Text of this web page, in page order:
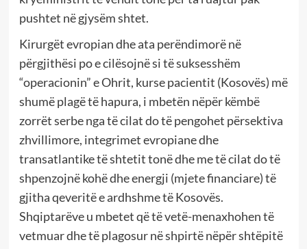
pushtet në gjysëm shtet.
Kirurgët evropian dhe ata perëndimorë në
përgjithësi po e cilësojnë si të suksesshëm
“operacionin” e Ohrit, kurse pacientit (Kosovës) më
shumë plagë të hapura, i mbetën nëpër këmbë
zorrët serbe nga të cilat do të pengohet përsektiva
zhvillimore, integrimet evropiane dhe
transatlantike të shtetit tonë dhe me të cilat do të
shpenzojnë kohë dhe energji (mjete financiare) të
gjitha qeveritë e ardhshme të Kosovës.
Shqiptarëve u mbetet që të vetë-menaxhohen të
vetmuar dhe të plagosur në shpirtë nëpër shtëpitë